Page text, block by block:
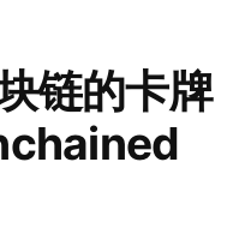
链的卡牌